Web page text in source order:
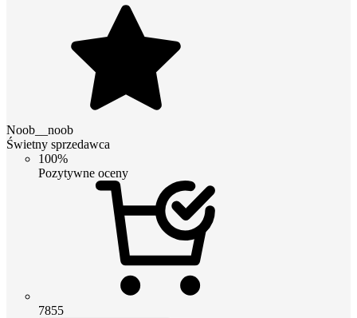
Noob__noob
Świetny sprzedawca
100%
Pozytywne oceny
7855